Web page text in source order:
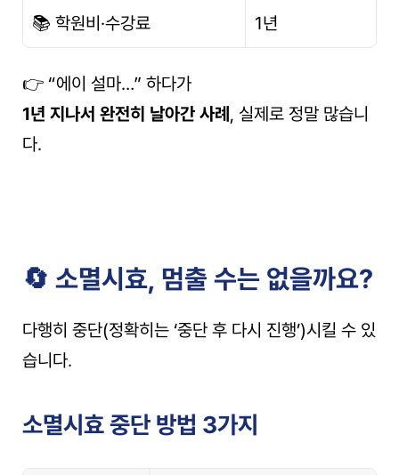
📚 학원비·수강료 1년
👉 “에이 설마…” 하다가
1년 지나서 완전히 날아간 사례 , 실제로 정말 많습니
다.
🔄 소멸시효, 멈출 수는 없을까요?
다행히 중단(정확히는 ‘중단 후 다시 진행’)시킬 수 있
습니다.
소멸시효 중단 방법 3가지